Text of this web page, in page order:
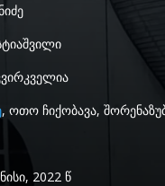
, ოთო ჩიქობავა,
2022 წ